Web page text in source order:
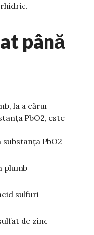
până
la a cărui
ța PbO2, este
substanța PbO2
plumb
sulfuri
de zinc